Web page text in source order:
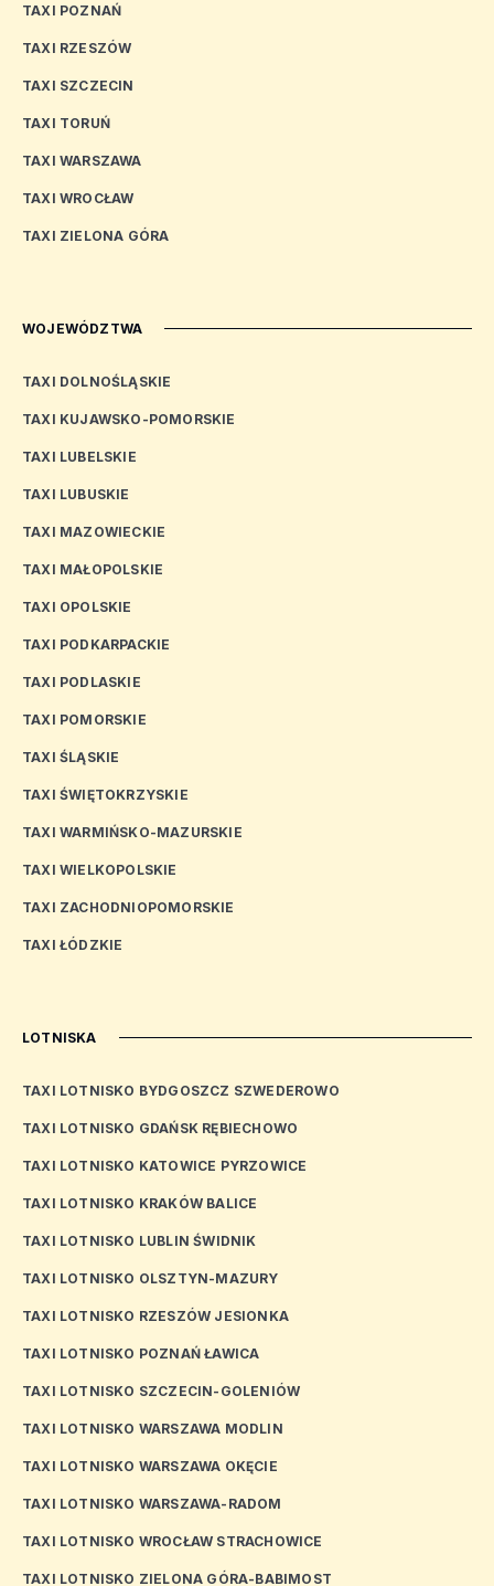
TAXI POZNAŃ
TAXI RZESZÓW
TAXI SZCZECIN
TAXI TORUŃ
TAXI WARSZAWA
TAXI WROCŁAW
TAXI ZIELONA GÓRA
WOJEWÓDZTWA
TAXI DOLNOŚLĄSKIE
TAXI KUJAWSKO-POMORSKIE
TAXI LUBELSKIE
TAXI LUBUSKIE
TAXI MAZOWIECKIE
TAXI MAŁOPOLSKIE
TAXI OPOLSKIE
TAXI PODKARPACKIE
TAXI PODLASKIE
TAXI POMORSKIE
TAXI ŚLĄSKIE
TAXI ŚWIĘTOKRZYSKIE
TAXI WARMIŃSKO-MAZURSKIE
TAXI WIELKOPOLSKIE
TAXI ZACHODNIOPOMORSKIE
TAXI ŁÓDZKIE
LOTNISKA
TAXI LOTNISKO BYDGOSZCZ SZWEDEROWO
TAXI LOTNISKO GDAŃSK RĘBIECHOWO
TAXI LOTNISKO KATOWICE PYRZOWICE
TAXI LOTNISKO KRAKÓW BALICE
TAXI LOTNISKO LUBLIN ŚWIDNIK
TAXI LOTNISKO OLSZTYN-MAZURY
TAXI LOTNISKO RZESZÓW JESIONKA
TAXI LOTNISKO POZNAŃ ŁAWICA
TAXI LOTNISKO SZCZECIN-GOLENIÓW
TAXI LOTNISKO WARSZAWA MODLIN
TAXI LOTNISKO WARSZAWA OKĘCIE
TAXI LOTNISKO WARSZAWA-RADOM
TAXI LOTNISKO WROCŁAW STRACHOWICE
TAXI LOTNISKO ZIELONA GÓRA-BABIMOST